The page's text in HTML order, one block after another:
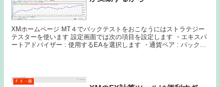
XMホームページ MT４でバックテストをおこなうにはストラテジー
テスターを使います 設定画面では次の項目を設定します ・エキスパ
ートアドバイザー : 使用するEAを選択します ・通貨ペア : バックテ
ＦＸ・株